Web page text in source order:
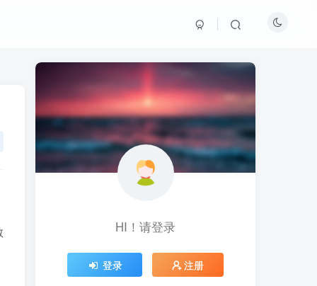
HI！请登录
登录 注册
HI！请登录
登录 注册